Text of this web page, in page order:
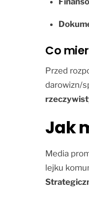
Co
Przed
darowizn/
Jak
Media
lejku